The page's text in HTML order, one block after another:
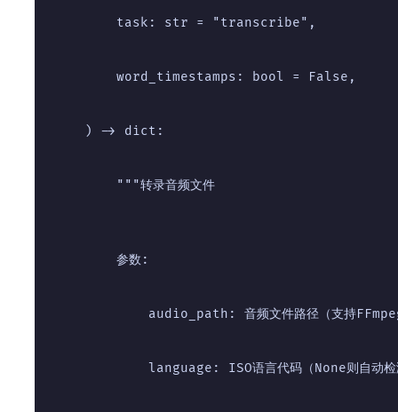
        task: str = "transcribe",
        word_timestamps: bool = False,
    ) -> dict:
        """转录音频文件
        参数:
audio_path: 音频文件路径（支持FFmpeg
language: ISO语言代码（None则自动检